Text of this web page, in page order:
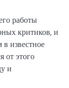
работы
критиков, и
известное
от этого
и